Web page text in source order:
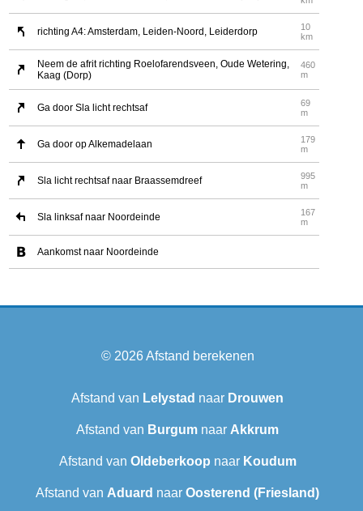
richting A4: Amsterdam, Leiden-Noord, Leiderdorp
10
km
Neem de afrit richting Roelofarendsveen, Oude Wetering,
Kaag (Dorp)
460
m
Ga door Sla licht rechtsaf
69
m
Ga door op Alkemadelaan
179
m
Sla licht rechtsaf naar Braassemdreef
995
m
Sla linksaf naar Noordeinde
167
m
Aankomst naar Noordeinde
© 2026Afstand berekenen
Afstand van Lelystad naar Drouwen
Afstand van Burgum naar Akkrum
Afstand van Oldeberkoop naar Koudum
Afstand van Aduard naar Oosterend (Friesland)